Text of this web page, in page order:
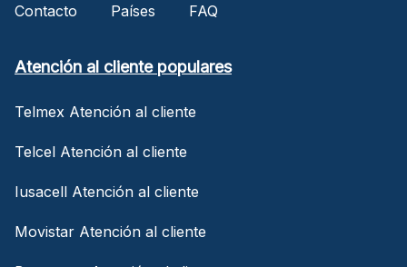
Contacto
Países FAQ
Atención al cliente populares
Telmex Atención al cliente
Telcel Atención al cliente
Iusacell Atención al cliente
Movistar Atención al cliente